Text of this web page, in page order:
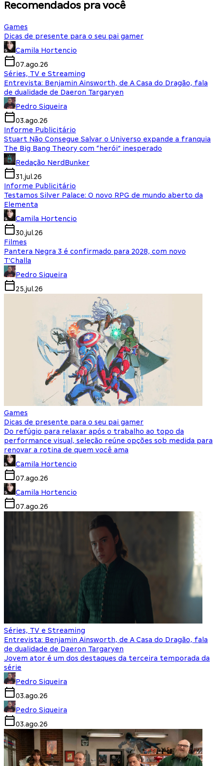
Recomendados pra você
Games
Dicas de presente para o seu pai gamer
Camila Hortencio
07.ago.26
Séries, TV e Streaming
Entrevista: Benjamin Ainsworth, de A Casa do Dragão, fala
de dualidade de Daeron Targaryen
Pedro Siqueira
03.ago.26
Informe Publicitário
Stuart Não Consegue Salvar o Universo expande a franquia
The Big Bang Theory com “herói” inesperado
Redação NerdBunker
31.jul.26
Informe Publicitário
Testamos Silver Palace: O novo RPG de mundo aberto da
Elementa
Camila Hortencio
30.jul.26
Filmes
Pantera Negra 3 é confirmado para 2028, com novo
T'Challa
Pedro Siqueira
25.jul.26
Games
Dicas de presente para o seu pai gamer
Do refúgio para relaxar após o trabalho ao topo da
performance visual, seleção reúne opções sob medida para
renovar a rotina de quem você ama
Camila Hortencio
07.ago.26
Camila Hortencio
07.ago.26
Séries, TV e Streaming
Entrevista: Benjamin Ainsworth, de A Casa do Dragão, fala
de dualidade de Daeron Targaryen
Jovem ator é um dos destaques da terceira temporada da
série
Pedro Siqueira
03.ago.26
Pedro Siqueira
03.ago.26